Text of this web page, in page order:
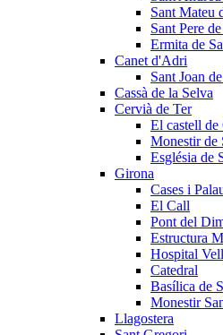
Sant Mateu
Sant Pere
Ermita de
Canet d'Adri
Sant Joan
Cassà de la Selva
Cervià de Ter
El castell de
Monestir de
Església de
Girona
Cases i
El Call
Pont del
Estructura
Hospital Vell
Catedral
Basílica de
Monestir
Llagostera